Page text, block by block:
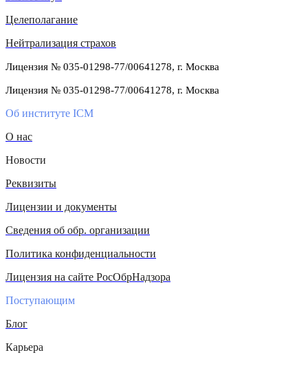
Целеполагание
Нейтрализация страхов
Лицензия № 035-01298-77/00641278, г. Москва
Лицензия № 035-01298-77/00641278, г. Москва
Об институте ICM
О нас
Новости
Реквизиты
Лицензии и документы
Сведения об обр. организации
Политика конфиденциальности
Лицензия на сайте РосОбрНадзора
Поступающим
Блог
Карьера